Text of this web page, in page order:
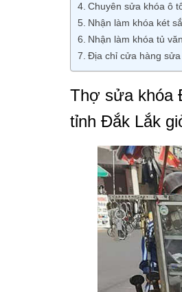
Chuyên sửa khóa ô
Nhận làm khóa két
Nhận làm khóa tủ
Địa chỉ cửa hàng
Thợ sửa khóa
tỉnh Đắk Lắk